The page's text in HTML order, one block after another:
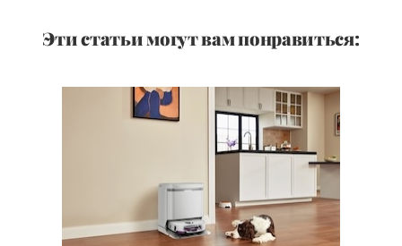
Эти статьи могут вам понравиться: